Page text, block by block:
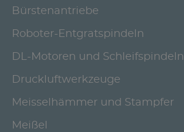
Bürstenantriebe
Roboter-Entgratspindeln
DL-Motoren und Schleifspindeln
Druckluftwerkzeuge
Meisselhämmer und Stampfer
Meißel